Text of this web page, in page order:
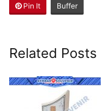
Pin It Buffer
Related Posts